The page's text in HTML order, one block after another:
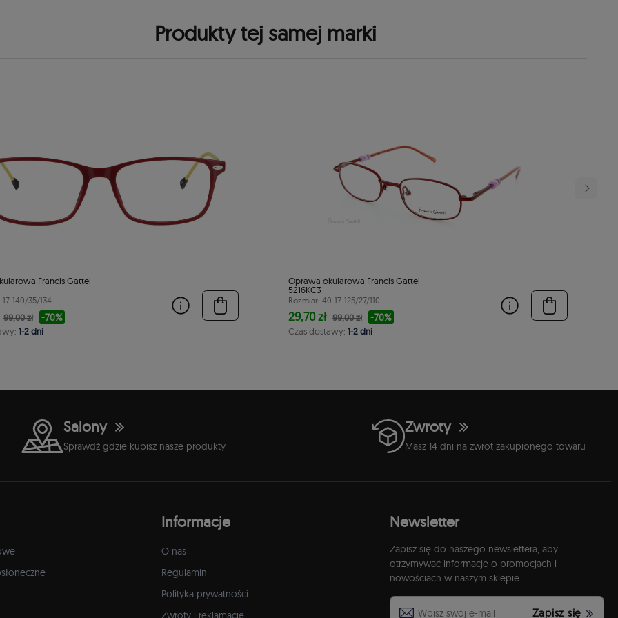
Produkty tej samej marki
Francis Gattel
17-140/35/134
99,00 zł -70%
1-2 dni
Oprawa okularowa Francis Gattel
5216KC3
Rozmiar: 40-17-125/27/110
29,70 zł 99,00 zł -70%
Czas dostawy: 1-2 dni
Salony
Sprawdź gdzie kupisz nasze produkty
Zwroty
Masz 14 dni na zwrot zakupionego towaru
Informacje
O nas
Regulamin
Polityka prywatności
Zwroty i reklamacje
Newsletter
Zapisz się do naszego newslettera, aby
otrzymywać informacje o promocjach i
nowościach w naszym sklepie.